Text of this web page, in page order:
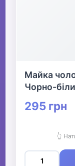
Майка
Чорно-
295 грн
👆